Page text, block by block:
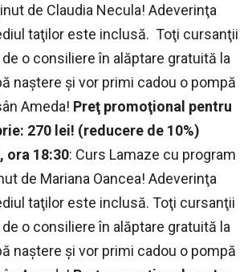
de Claudia Necula! Adeverinţa
taţilor este inclusă. Toţi cursanţii
o consiliere în alăptare gratuită la
naştere şi vor primi cadou o pompă
Ameda! Preţ promoţional pentru
270 lei! (reducere de 10%)
ora 18:30: Curs Lamaze cu program
de Mariana Oancea! Adeverinţa
taţilor este inclusă. Toţi cursanţii
o consiliere în alăptare gratuită la
naştere şi vor primi cadou o pompă